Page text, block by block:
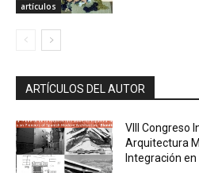
artículos
ARTÍCULOS DEL AUTOR
VIII Congreso
Arquitectura
Integración